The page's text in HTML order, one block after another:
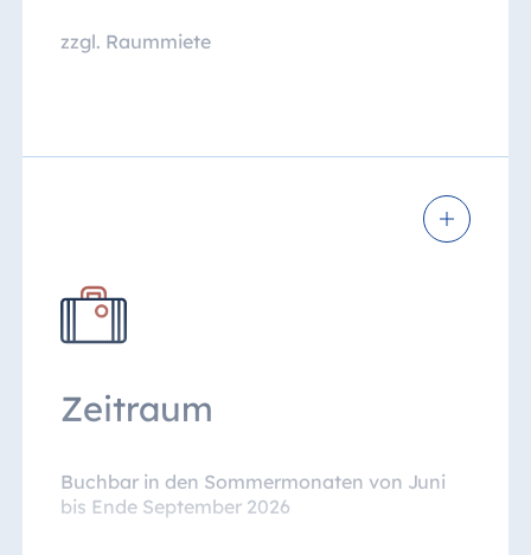
Mittagessen lt. Küchenchef im
* An der Kaffeepausenstation finden Sie eine
Nussmischung sowie verschiedene
Kaffeespezialitäten, eine Teeauswahl,
Flavoured Water etc.
zzgl. Raummiete
Zeitraum
Buchbar in den Sommermonaten von Juni
bis Ende September 2026